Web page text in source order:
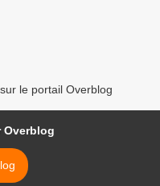
le portail Overblog
Overblog